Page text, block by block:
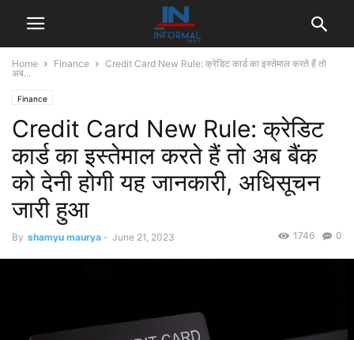
Home Finance
Credit Card New Rule: क्रेडिट कार्ड का इस्तेमाल करते हैं तो
अब...
Finance
Credit Card New Rule: क्रेडिट
कार्ड का इस्तेमाल करते हैं तो अब बैंक
को देनी होगी यह जानकारी, अधिसूचन
जारी हुआ
By shamyu maurya - June 21, 2023 0
1746